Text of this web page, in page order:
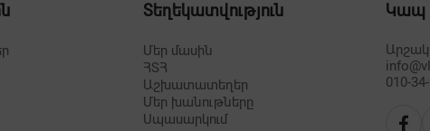
Տեղեկատվություն
Մեր մասին
ՀՏՀ
Աշխատատեղեր
Մեր խանութները
Սպասարկում
Կապ
010-